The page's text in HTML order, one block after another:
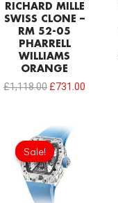
RICHARD MILLE
SWISS CLONE –
RM 52-05
PHARRELL
WILLIAMS
ORANGE
£1,118.00 £731.00
Sale!
Sale!
Original
price
was:
£2,666.00.
Current
price
is:
£1,806.00.